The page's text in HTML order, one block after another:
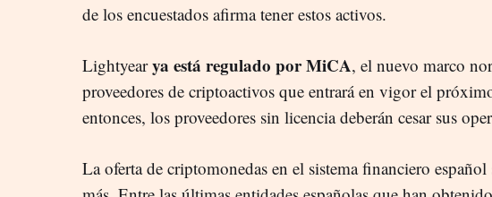
de los encuestados afirma tener estos activos.
Lightyearya está regulado por MiCA, el nuevo marco
proveedores de criptoactivos que entrará en vigor el
entonces, los proveedores sin licencia deberán cesar sus
La oferta de criptomonedas en el sistema financiero español